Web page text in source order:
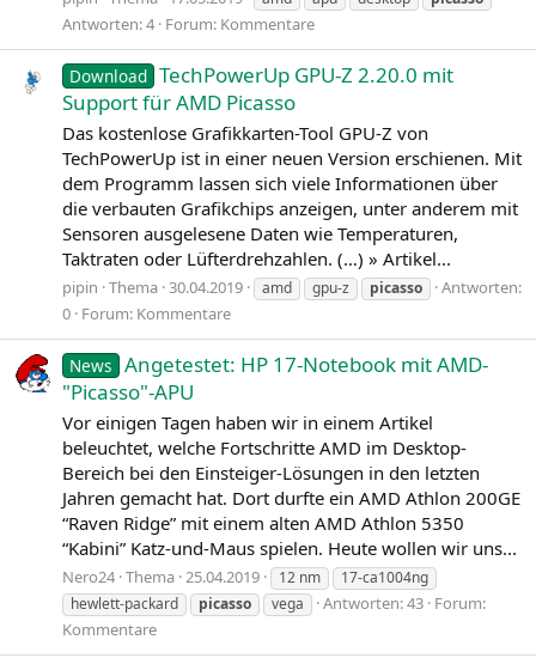
Antworten: 4 Forum: Kommentare
Download TechPowerUp GPU-Z 2.20.0 mit
Support für AMD Picasso
Das kostenlose Grafikkarten-Tool GPU‑Z von
TechPowerUp ist in einer neuen Version erschienen. Mit
dem Programm lassen sich viele Informationen über
die verbauten Grafikchips anzeigen, unter anderem mit
Sensoren ausgelesene Daten wie Temperaturen,
Taktraten oder Lüfterdrehzahlen. (…) » Artikel...
pipin Thema 30.04.2019 amd gpu-z picasso
Antworten:
0 Forum: Kommentare
News Angetestet: HP 17-Notebook mit AMD-
"Picasso"-APU
Vor einigen Tagen haben wir in einem Artikel
beleuchtet, welche Fortschritte AMD im Desktop-
Bereich bei den Einsteiger-Lösungen in den letzten
Jahren gemacht hat. Dort durfte ein AMD Athlon 200GE
“Raven Ridge” mit einem alten AMD Athlon 5350
“Kabini” Katz-und-Maus spielen. Heute wollen wir uns...
Nero24 Thema 25.04.2019 12 nm
17-ca1004ng
hewlett-packard
picasso vega Antworten: 43 Forum:
Kommentare